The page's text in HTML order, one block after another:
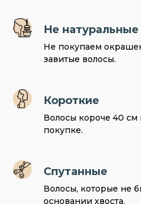
Не натуральные
Не покупаем
завитые волосы.
Короткие
Волосы короче 40 см
покупке.
Спутанные
Волосы, которые не
основании хвоста.